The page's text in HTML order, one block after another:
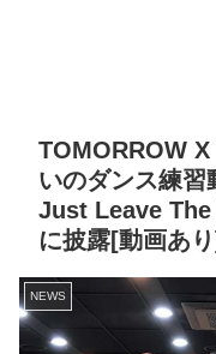
TOMORROW
いのダンス練習
Just Leave
に披露[動画あ
NEWS